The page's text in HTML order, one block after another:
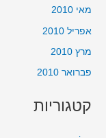
מאי 2010
אפריל 2010
מרץ 2010
פברואר 2010
קטגוריות